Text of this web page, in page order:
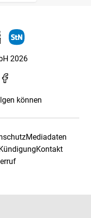
2026
können
Mediadaten
Kontakt